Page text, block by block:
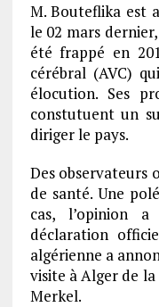
M. Bouteflika est
le 02 mars
été frappé en
cérébral (AVC)
élocution. Ses
constutuent un
diriger le pays.
Des observateurs
de santé. Une
cas, l’opinion
déclaration
algérienne a
visite à Alger de
Merkel.